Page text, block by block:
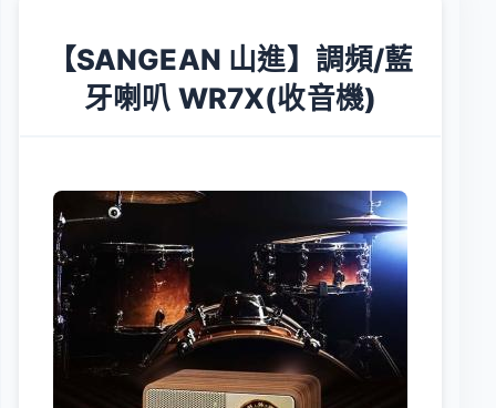
【SANGEAN 山進】調頻/藍
牙喇叭 WR7X(收音機)